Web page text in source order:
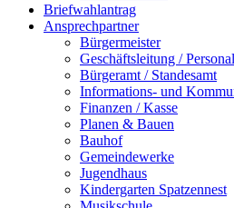
Briefwahlantrag
Ansprechpartner
Bürgermeister
Geschäftsleitung / Personal
Bürgeramt / Standesamt
Informations- und
Finanzen / Kasse
Planen & Bauen
Bauhof
Gemeindewerke
Jugendhaus
Kindergarten Spatzennest